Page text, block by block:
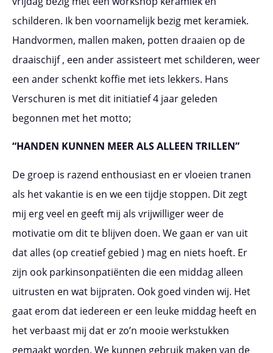
schilderen. Ik ben voornamelijk bezig met keramiek.
Handvormen, mallen maken, potten draaien op de
draaischijf , een ander assisteert met schilderen, weer
een ander schenkt koffie met iets lekkers. Hans
Verschuren is met dit initiatief 4 jaar geleden
begonnen met het motto;
“HANDEN KUNNEN MEER ALS ALLEEN TRILLEN”
De groep is razend enthousiast en er vloeien tranen
als het vakantie is en we een tijdje stoppen. Dit zegt
mij erg veel en geeft mij als vrijwilliger weer de
motivatie om dit te blijven doen. We gaan er van uit
dat alles (op creatief gebied ) mag en niets hoeft. Er
zijn ook parkinsonpatiënten die een middag alleen
uitrusten en wat bijpraten. Ook goed vinden wij. Het
gaat erom dat iedereen er een leuke middag heeft en
het verbaast mij dat er zo’n mooie werkstukken
gemaakt worden. We kunnen gebruik maken van de